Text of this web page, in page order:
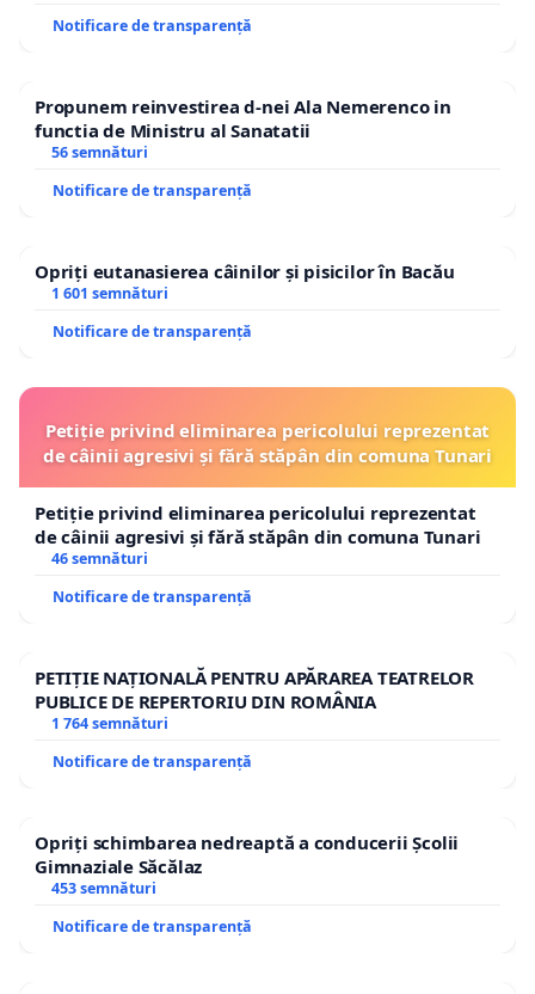
Notificare de transparență
Propunem reinvestirea d-nei Ala Nemerenco in
functia de Ministru al Sanatatii
56 semnături
Notificare de transparență
Opriți eutanasierea câinilor și pisicilor în Bacău
1 601 semnături
Notificare de transparență
Petiție privind eliminarea pericolului reprezentat
de câinii agresivi și fără stăpân din comuna Tunari
Petiție privind eliminarea pericolului reprezentat
de câinii agresivi și fără stăpân din comuna Tunari
46 semnături
Notificare de transparență
PETIȚIE NAȚIONALĂ PENTRU APĂRAREA TEATRELOR
PUBLICE DE REPERTORIU DIN ROMÂNIA
1 764 semnături
Notificare de transparență
Opriți schimbarea nedreaptă a conducerii Școlii
Gimnaziale Săcălaz
453 semnături
Notificare de transparență